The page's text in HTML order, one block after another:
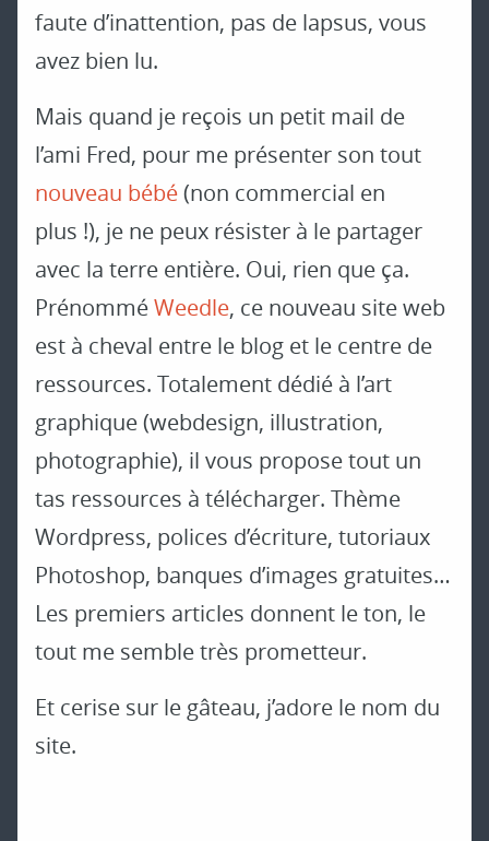
faute d’inattention, pas de lapsus, vous
avez bien lu.
Mais quand je reçois un petit mail de
l’ami Fred, pour me présenter son tout
nouveau bébé(non commercial en
plus !), je ne peux résister à le partager
avec la terre entière. Oui, rien que ça.
PrénomméWeedle, ce nouveau site web
est à cheval entre le blog et le centre de
ressources. Totalement dédié à l’art
graphique (webdesign, illustration,
photographie), il vous propose tout un
tas ressources à télécharger. Thème
Wordpress, polices d’écriture, tutoriaux
Photoshop, banques d’images gratuites…
Les premiers articles donnent le ton, le
tout me semble très prometteur.
Et cerise sur le gâteau, j’adore le nom du
site.